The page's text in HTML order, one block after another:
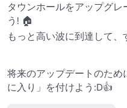
タウンホールをアップグ
う! 🏠
もっと高い波に到達して
将来のアップデートのた
に入り」を付けよう:D👍